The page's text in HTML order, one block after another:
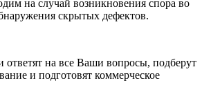
на случай возникновения спора во
скрытых дефектов.
на все Ваши вопросы, подберут
и подготовят коммерческое